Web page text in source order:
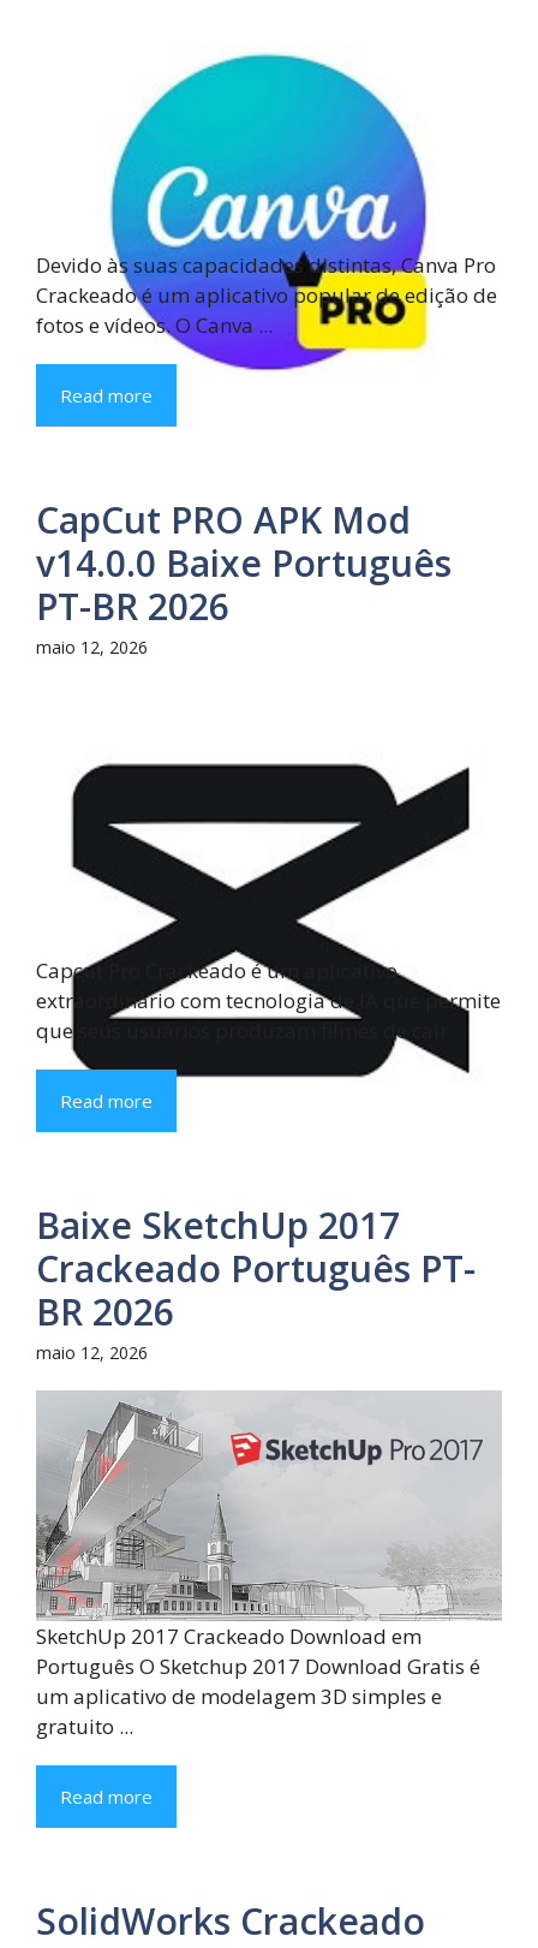
Devido às suas capacidades distintas, Canva Pro
Crackeado é um aplicativo popular de edição de
fotos e vídeos. O Canva ...
Read more
CapCut PRO APK Mod
v14.0.0 Baixe Português
PT-BR 2026
maio 12, 2026
Capcut Pro Crackeado é um aplicativo
extraordinário com tecnologia de IA que permite
que seus usuários produzam filmes de cair ...
Read more
Baixe SketchUp 2017
Crackeado Português PT-
BR 2026
maio 12, 2026
SketchUp 2017 Crackeado Download em
Português O Sketchup 2017 Download Gratis é
um aplicativo de modelagem 3D simples e
gratuito ...
Read more
SolidWorks Crackeado